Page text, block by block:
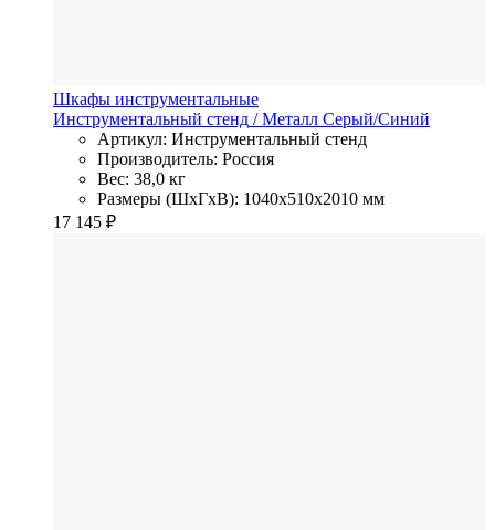
Шкафы инструментальные
Инструментальный стенд / Металл Серый/Синий
Артикул: Инструментальный стенд
Производитель: Россия
Вес: 38,0 кг
Размеры (ШхГхВ): 1040x510x2010 мм
17 145 ₽